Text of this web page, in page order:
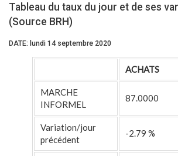
Tableau du taux du jour et de ses
(Source BRH)
DATE: lundi 14 septembre 2020
ACHATS
MARCHE
INFORMEL
87.0000
Variation/jour
précédent
-2.79 %